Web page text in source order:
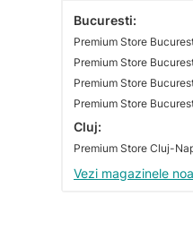
Bucuresti:
Premium Store
Premium Store
Premium Store
Cluj:
Vezi magazinele